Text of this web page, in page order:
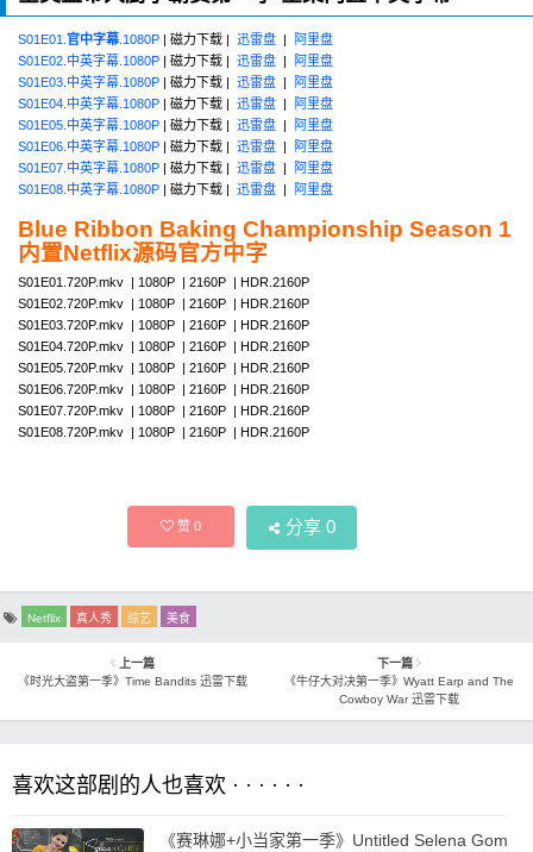
S01E01. 官中字幕 .1080P | 磁力下载 | 迅雷盘 |
阿里盘
S01E02.中英字幕.1080P | 磁力下载 | 迅雷盘 |
阿里盘
S01E03.中英字幕.1080P | 磁力下载 | 迅雷盘 |
阿里盘
S01E04.中英字幕.1080P | 磁力下载 | 迅雷盘 |
阿里盘
S01E05.中英字幕.1080P | 磁力下载 | 迅雷盘 |
阿里盘
S01E06.中英字幕.1080P | 磁力下载 | 迅雷盘 |
阿里盘
S01E07.中英字幕.1080P | 磁力下载 | 迅雷盘 |
阿里盘
S01E08.中英字幕.1080P | 磁力下载 | 迅雷盘 | 阿里盘
Blue Ribbon Baking Championship Season 1
内置Netflix源码官方中字
S01E01.720P.mkv | 1080P | 2160P | HDR.2160P
S01E02.720P.mkv | 1080P | 2160P | HDR.2160P
S01E03.720P.mkv | 1080P | 2160P | HDR.2160P
S01E04.720P.mkv | 1080P | 2160P | HDR.2160P
S01E05.720P.mkv | 1080P | 2160P | HDR.2160P
S01E06.720P.mkv | 1080P | 2160P | HDR.2160P
S01E07.720P.mkv | 1080P | 2160P | HDR.2160P
S01E08.720P.mkv | 1080P | 2160P | HDR.2160P
赞0 分享 0
Netflix 真人秀 综艺 美食
上一篇
《时光大盗第一季》Time Bandits 迅雷下载
下一篇
《牛仔大对决第一季》Wyatt Earp and The
Cowboy War 迅雷下载
喜欢这部剧的人也喜欢 · · · · · ·
《赛琳娜+小当家第一季》Untitled Selena Gom